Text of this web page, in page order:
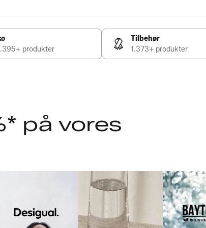
produkter
Tilbehør
1.373+ produkter
på vores